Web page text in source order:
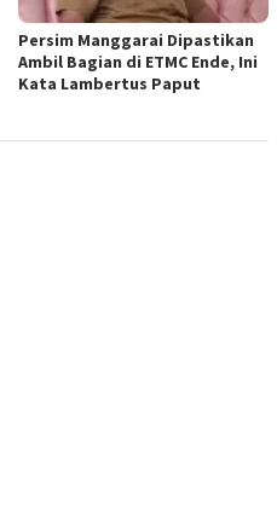
Persim Manggarai Dipastikan
Ambil Bagian di ETMC Ende, Ini
Kata Lambertus Paput